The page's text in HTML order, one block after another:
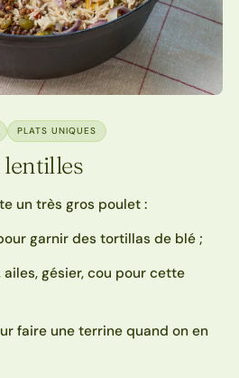
PLATS UNIQUES
lentilles
un très gros poulet :
garnir des tortillas de blé ;
gésier, cou pour cette
faire une terrine quand on en